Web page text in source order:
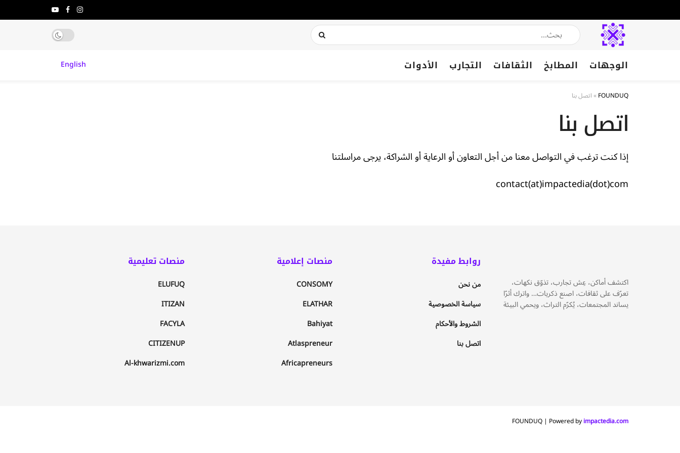
الوجهات المطابخ الثقافات التجارب الأدوات English
FOUNDUQ
»اتصل بنا
اتصل بنا
إذا كنت ترغب في التواصل معنا من أجل التعاون أو الرعاية أو الشراكة، يرجى مراسلتنا
contact(at)impactedia(dot)com
اكتشف أماكن، عِش تجارب، تذوّق نكهات،
تعرّف على ثقافات، اصنع ذكريات… واترك أثرًا
يساند المجتمعات، يُكرّم التراث، ويحمي البيئة
روابط مفيدة
من نحن
سياسة الخصوصية
الشروط والأحكام
اتصل بنا
منصات إعلامية
CONSOMY
ELATHAR
Bahiyat
Atlaspreneur
Africapreneurs
منصات تعليمية
ELUFUQ
ITIZAN
FACYLA
CITIZENUP
Al-khwarizmi.com
FOUNDUQ | Powered byimpactedia.com